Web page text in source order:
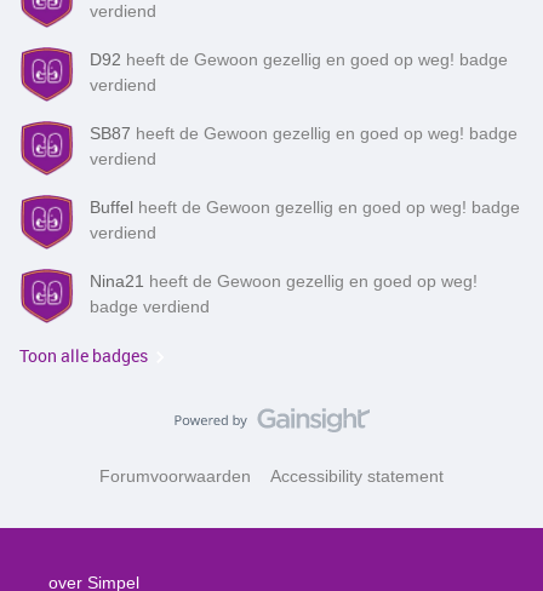
verdiend
D92 heeft de Gewoon gezellig en goed op weg! badge
verdiend
SB87 heeft de Gewoon gezellig en goed op weg! badge
verdiend
Buffel heeft de Gewoon gezellig en goed op weg! badge
verdiend
Nina21 heeft de Gewoon gezellig en goed op weg!
badge verdiend
Toon alle badges
Forumvoorwaarden Accessibility statement
over Simpel